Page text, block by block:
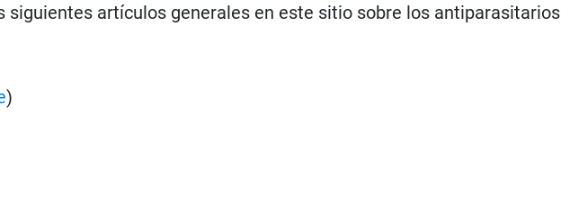
siguientes artículos generales en este sitio sobre los antiparasitarios
)